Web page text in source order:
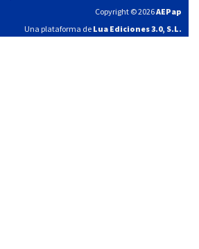
Copyright © 2026AEPap
Una plataforma de Lua Ediciones 3.0, S.L.